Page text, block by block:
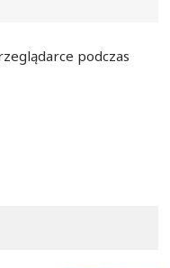
podczas